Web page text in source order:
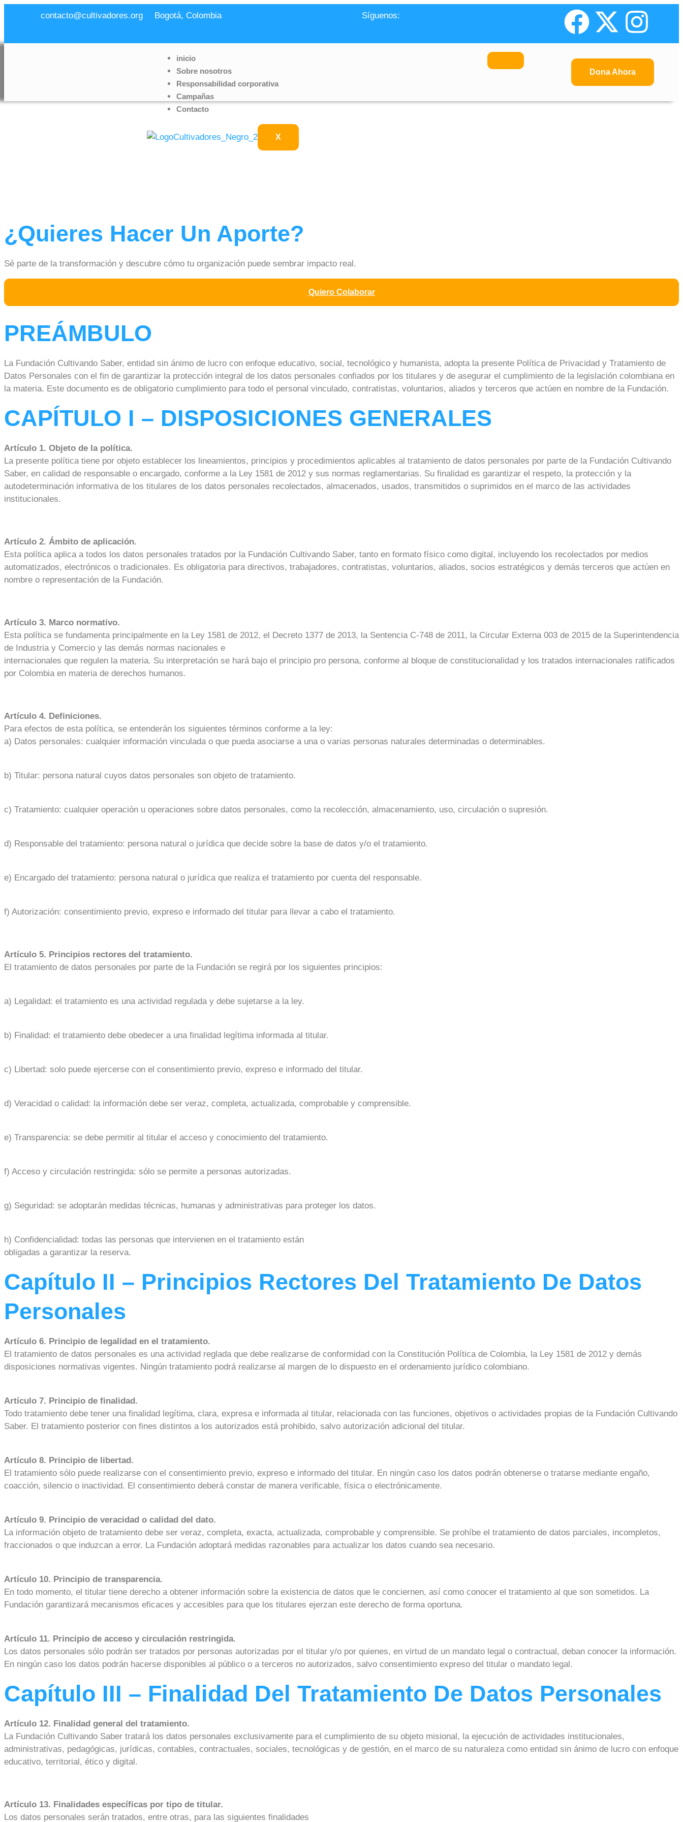
contacto@cultivadores.org Bogotá, Colombia Síguenos:
inicio
Sobre nosotros
Responsabilidad corporativa
Campañas
Contacto
X
Dona Ahora
¿Quieres Hacer Un Aporte?
Sé parte de la transformación y descubre cómo tu organización puede sembrar impacto real.
Quiero Colaborar
PREÁMBULO
La Fundación Cultivando Saber, entidad sin ánimo de lucro con enfoque educativo, social, tecnológico y humanista, adopta la presente Política de Privacidad y Tratamiento de
Datos Personales con el fin de garantizar la protección integral de los datos personales confiados por los titulares y de asegurar el cumplimiento de la legislación colombiana en
la materia. Este documento es de obligatorio cumplimiento para todo el personal vinculado, contratistas, voluntarios, aliados y terceros que actúen en nombre de la Fundación.
CAPÍTULO I – DISPOSICIONES GENERALES
Artículo 1. Objeto de la política.
La presente política tiene por objeto establecer los lineamientos, principios y procedimientos aplicables al tratamiento de datos personales por parte de la Fundación Cultivando
Saber, en calidad de responsable o encargado, conforme a la Ley 1581 de 2012 y sus normas reglamentarias. Su finalidad es garantizar el respeto, la protección y la
autodeterminación informativa de los titulares de los datos personales recolectados, almacenados, usados, transmitidos o suprimidos en el marco de las actividades
institucionales.
Artículo 2. Ámbito de aplicación.
Esta política aplica a todos los datos personales tratados por la Fundación Cultivando Saber, tanto en formato físico como digital, incluyendo los recolectados por medios
automatizados, electrónicos o tradicionales. Es obligatoria para directivos, trabajadores, contratistas, voluntarios, aliados, socios estratégicos y demás terceros que actúen en
nombre o representación de la Fundación.
Artículo 3. Marco normativo.
Esta política se fundamenta principalmente en la Ley 1581 de 2012, el Decreto 1377 de 2013, la Sentencia C-748 de 2011, la Circular Externa 003 de 2015 de la Superintendencia
de Industria y Comercio y las demás normas nacionales e
internacionales que regulen la materia. Su interpretación se hará bajo el principio pro persona, conforme al bloque de constitucionalidad y los tratados internacionales ratificados
por Colombia en materia de derechos humanos.
Artículo 4. Definiciones.
Para efectos de esta política, se entenderán los siguientes términos conforme a la ley:
a) Datos personales: cualquier información vinculada o que pueda asociarse a una o varias personas naturales determinadas o determinables.
b) Titular: persona natural cuyos datos personales son objeto de tratamiento.
c) Tratamiento: cualquier operación u operaciones sobre datos personales, como la recolección, almacenamiento, uso, circulación o supresión.
d) Responsable del tratamiento: persona natural o jurídica que decide sobre la base de datos y/o el tratamiento.
e) Encargado del tratamiento: persona natural o jurídica que realiza el tratamiento por cuenta del responsable.
f) Autorización: consentimiento previo, expreso e informado del titular para llevar a cabo el tratamiento.
Artículo 5. Principios rectores del tratamiento.
El tratamiento de datos personales por parte de la Fundación se regirá por los siguientes principios:
a) Legalidad: el tratamiento es una actividad regulada y debe sujetarse a la ley.
b) Finalidad: el tratamiento debe obedecer a una finalidad legítima informada al titular.
c) Libertad: solo puede ejercerse con el consentimiento previo, expreso e informado del titular.
d) Veracidad o calidad: la información debe ser veraz, completa, actualizada, comprobable y comprensible.
e) Transparencia: se debe permitir al titular el acceso y conocimiento del tratamiento.
f) Acceso y circulación restringida: sólo se permite a personas autorizadas.
g) Seguridad: se adoptarán medidas técnicas, humanas y administrativas para proteger los datos.
h) Confidencialidad: todas las personas que intervienen en el tratamiento están
obligadas a garantizar la reserva.
Capítulo II – Principios Rectores Del Tratamiento De Datos
Personales
Artículo 6. Principio de legalidad en el tratamiento.
El tratamiento de datos personales es una actividad reglada que debe realizarse de conformidad con la Constitución Política de Colombia, la Ley 1581 de 2012 y demás
disposiciones normativas vigentes. Ningún tratamiento podrá realizarse al margen de lo dispuesto en el ordenamiento jurídico colombiano.
Artículo 7. Principio de finalidad.
Todo tratamiento debe tener una finalidad legítima, clara, expresa e informada al titular, relacionada con las funciones, objetivos o actividades propias de la Fundación Cultivando
Saber. El tratamiento posterior con fines distintos a los autorizados está prohibido, salvo autorización adicional del titular.
Artículo 8. Principio de libertad.
El tratamiento sólo puede realizarse con el consentimiento previo, expreso e informado del titular. En ningún caso los datos podrán obtenerse o tratarse mediante engaño,
coacción, silencio o inactividad. El consentimiento deberá constar de manera verificable, física o electrónicamente.
Artículo 9. Principio de veracidad o calidad del dato.
La información objeto de tratamiento debe ser veraz, completa, exacta, actualizada, comprobable y comprensible. Se prohíbe el tratamiento de datos parciales, incompletos,
fraccionados o que induzcan a error. La Fundación adoptará medidas razonables para actualizar los datos cuando sea necesario.
Artículo 10. Principio de transparencia.
En todo momento, el titular tiene derecho a obtener información sobre la existencia de datos que le conciernen, así como conocer el tratamiento al que son sometidos. La
Fundación garantizará mecanismos eficaces y accesibles para que los titulares ejerzan este derecho de forma oportuna.
Artículo 11. Principio de acceso y circulación restringida.
Los datos personales sólo podrán ser tratados por personas autorizadas por el titular y/o por quienes, en virtud de un mandato legal o contractual, deban conocer la información.
En ningún caso los datos podrán hacerse disponibles al público o a terceros no autorizados, salvo consentimiento expreso del titular o mandato legal.
Capítulo III – Finalidad Del Tratamiento De Datos Personales
Artículo 12. Finalidad general del tratamiento.
La Fundación Cultivando Saber tratará los datos personales exclusivamente para el cumplimiento de su objeto misional, la ejecución de actividades institucionales,
administrativas, pedagógicas, jurídicas, contables, contractuales, sociales, tecnológicas y de gestión, en el marco de su naturaleza como entidad sin ánimo de lucro con enfoque
educativo, territorial, ético y digital.
Artículo 13. Finalidades específicas por tipo de titular.
Los datos personales serán tratados, entre otras, para las siguientes finalidades